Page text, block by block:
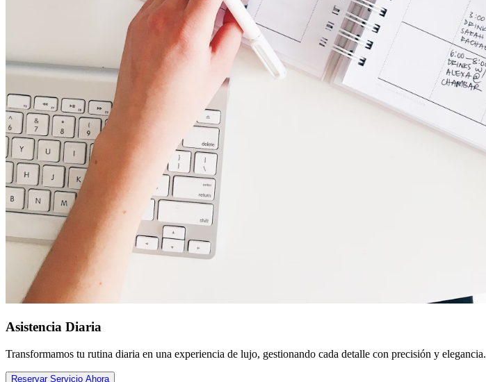
Asistencia Diaria
Transformamos tu rutina diaria en una experiencia de lujo, gestionando cada detalle con precisión y elegancia.
Reservar Servicio Ahora